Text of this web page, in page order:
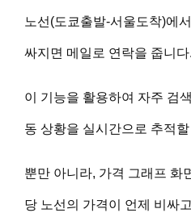
노선(도쿄출발-서울도착)에
싸지면 메일로 연락을 줍니다.
이 기능을 활용하여 자주 검
동 상황을 실시간으로 추적
뿐만 아니라, 가격 그래프 화
당 노선의 가격이 언제 비싸